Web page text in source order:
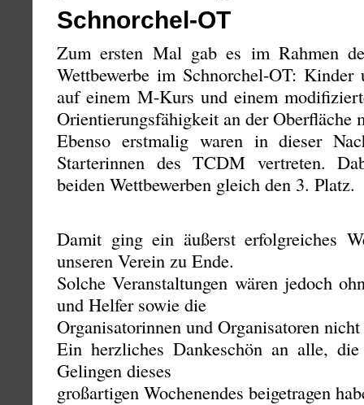
Schnorchel-OT
Zum ersten Mal gab es im Rahmen
Wettbewerbe im Schnorchel-OT: Kinder
auf einem M-Kurs und einem
Orientierungsfähigkeit an der Oberfläche
Ebenso erstmalig waren in dieser
Starterinnen des TCDM vertreten.
beiden Wettbewerben gleich den 3. Platz.
Damit ging ein äußerst erfolgreiches
unseren Verein zu Ende.
Solche Veranstaltungen wären jedoch
und Helfer sowie die
Organisatorinnen und Organisatoren
Ein herzliches Dankeschön an alle,
Gelingen dieses
großartigen Wochenendes beigetragen